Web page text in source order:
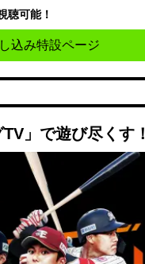
聴可能！
込み特設ページ
」で遊び尽くす！